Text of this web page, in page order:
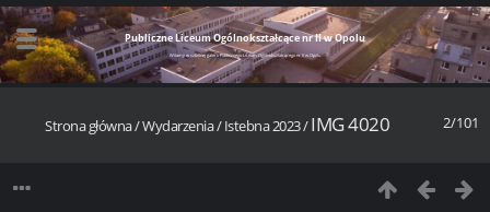
Publiczne Liceum Ogólnokształcące nr II w Opolu
Witamy w szkolnej galerii Publicznego Liceum Ogólnokształcącego nr II w Opolu
2/101
Strona główna/Wydarzenia/Istebna 2023/IMG 4020